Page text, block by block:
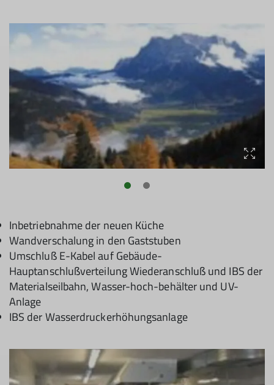
Inbetriebnahme der neuen Küche
Wandverschalung in den Gaststuben
Umschluß E-Kabel auf Gebäude-
Hauptanschlußverteilung Wiederanschluß und IBS der
Materialseilbahn, Wasser-hoch-behälter und UV-
Anlage
IBS der Wasserdruckerhöhungsanlage